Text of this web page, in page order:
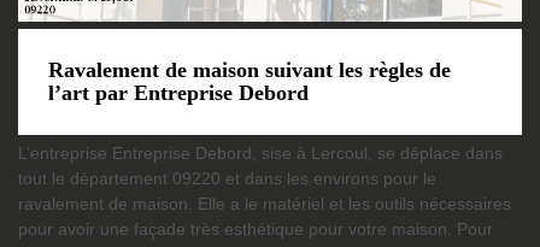
Ravalement de maison suivant les règles de
l’art par Entreprise Debord
L’entreprise Entreprise Debord, sise à Lercoul, se déplace dans
tout le département 09220 et dans les environs pour le
ravalement de maison. Elle a le matériel et les outils nécessaires
pour avoir une façade très esthétique pour votre maison. Pour